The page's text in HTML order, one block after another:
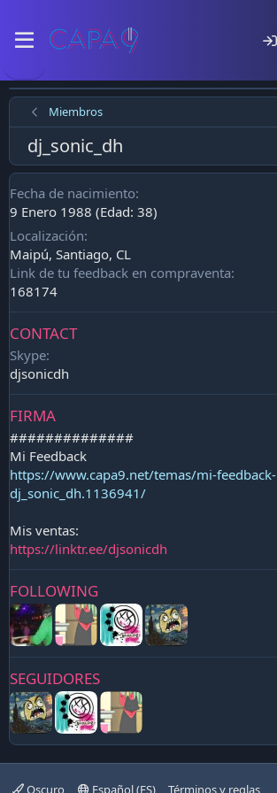
Miembros
dj_sonic_dh
Fecha de nacimiento
9 Enero 1988 (Edad: 38)
Localización
Maipú, Santiago, CL
Link de tu feedback en compraventa
168174
CONTACT
Skype
djsonicdh
FIRMA
##############
Mi Feedback
https://www.capa9.net/temas/mi-feedback-
dj_sonic_dh.1136941/
Mis ventas:
https://linktr.ee/djsonicdh
FOLLOWING
SEGUIDORES
Oscuro Español (ES) Términos y reglas